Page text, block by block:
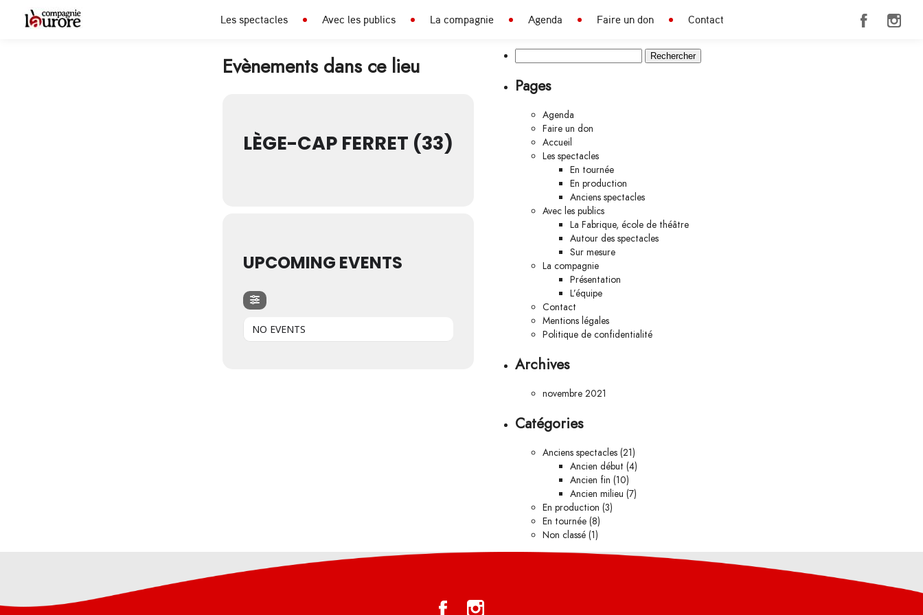
Les spectacles Avec les publics La compagnie Agenda Faire un don Contact
Evènements dans ce lieu
LÈGE-CAP FERRET (33)
UPCOMING EVENTS
NO EVENTS
Pages
Agenda
Faire un don
Accueil
Les spectacles
En tournée
En production
Anciens spectacles
Avec les publics
La Fabrique, école de théâtre
Autour des spectacles
Sur mesure
La compagnie
Présentation
L’équipe
Contact
Mentions légales
Politique de confidentialité
Archives
novembre 2021
Catégories
Anciens spectacles(21)
Ancien début (4)
Ancien fin (10)
Ancien milieu (7)
En production (3)
En tournée(8)
Non classé(1)